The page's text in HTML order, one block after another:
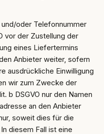
oder Telefonnummer
vor der Zustellung der
eines Liefertermins
Anbieter weiter, sofern
ausdrückliche Einwilligung
wir zum Zwecke der
b DSGVO nur den Namen
an den Anbieter
soweit dies für die
diesem Fall ist eine